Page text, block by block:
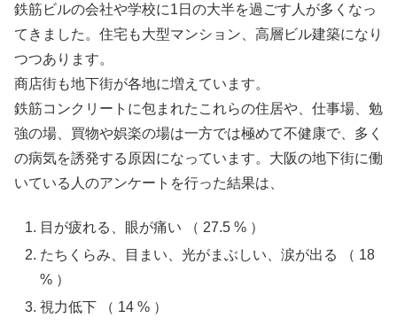
鉄筋ビルの会社や学校に1日の大半を過ごす人が多くなっ
てきました。住宅も大型マンション、高層ビル建築になり
つつあります。
商店街も地下街が各地に増えています。
鉄筋コンクリートに包まれたこれらの住居や、仕事場、勉
強の場、買物や娯楽の場は一方では極めて不健康で、多く
の病気を誘発する原因になっています。大阪の地下街に働
いている人のアンケートを行った結果は、
目が疲れる、眼が痛い （ 27.5 % ）
たちくらみ、目まい、光がまぶしい、涙が出る （ 18
% ）
視力低下 （ 14 % ）